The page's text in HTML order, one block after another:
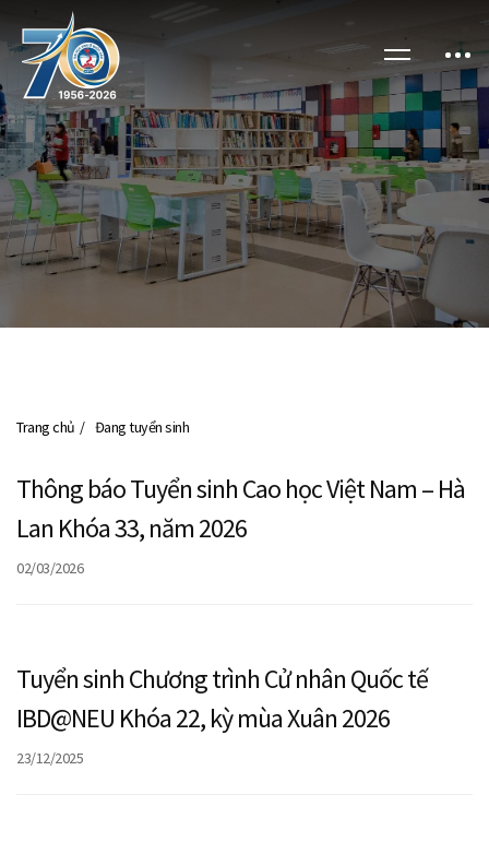
Trang chủ Đang tuyển sinh
Thông báo Tuyển sinh Cao học Việt Nam – Hà
Lan Khóa 33, năm 2026
02/03/2026
Tuyển sinh Chương trình Cử nhân Quốc tế
IBD@NEU Khóa 22, kỳ mùa Xuân 2026
23/12/2025